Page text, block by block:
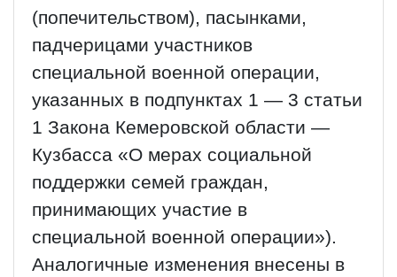
(попечительством), пасынками,
падчерицами участников
специальной военной операции,
указанных в подпунктах 1 — 3 статьи
1 Закона Кемеровской области —
Кузбасса «О мерах социальной
поддержки семей граждан,
принимающих участие в
специальной военной операции»).
Аналогичные изменения внесены в